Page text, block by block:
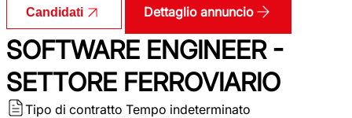
Candidati Dettaglio annuncio
SOFTWARE ENGINEER -
SETTORE FERROVIARIO
Tipo di contratto Tempo indeterminato